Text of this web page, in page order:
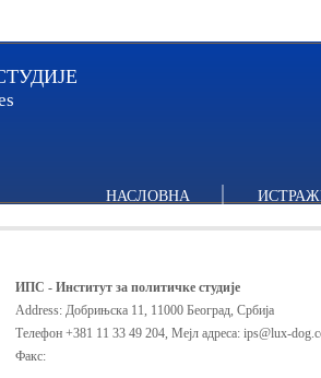
НАСЛОВНА
ИПС - Институт за политичке студије
Address: Добрињска 11, 11000 Београд, Србија
Телефон +381 11 33 49 204, Мејл адреса: ips@lux-
Факс: